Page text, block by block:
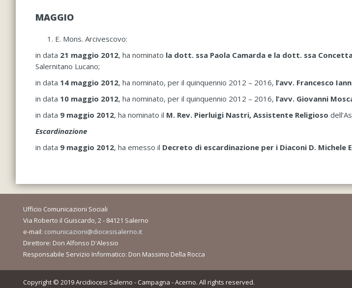
MAGGIO
E. Mons. Arcivescovo:
in data 21 maggio 2012, ha nominato la dott. ssa Paola Camarda e la dott. ssa
Salernitano Lucano;
in data 14 maggio 2012, ha nominato, per il quinquennio 2012 – 2016, l’avv. Francesco
in data 10 maggio 2012, ha nominato, per il quinquennio 2012 – 2016, l’avv. Giovanni
in data 9 maggio 2012, ha nominato il M. Rev. Pierluigi Nastri, Assistente Religioso
Escardinazione
in data 9 maggio 2012, ha emesso il Decreto di escardinazione per i Diaconi D. Michele
Ufficio Comunicazioni Sociali
Via Roberto il Guiscardo, 2 - 84121 Salerno
e-mail: comunicazioni@diocesisalerno.it
Direttore: Don Alfonso D'Alessio
Responsabile Servizio Informatico: Don Massimo Della Rocca
Copyright © 2019 Arcidiocesi Salerno - Campagna - Acerno. All rights reserved.